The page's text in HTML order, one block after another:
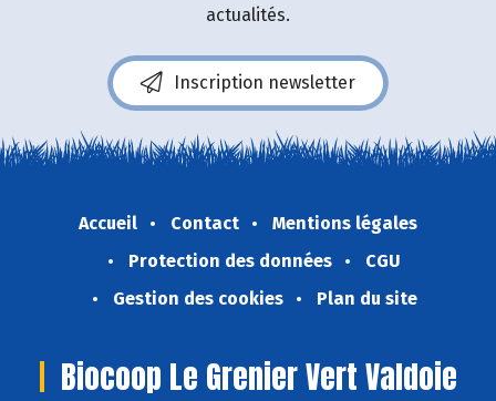
actualités.
Inscription newsletter
Accueil Contact
Mentions légales
Protection des données
CGU
Gestion des cookies
Plan du site
Biocoop Le Grenier Vert Valdoie